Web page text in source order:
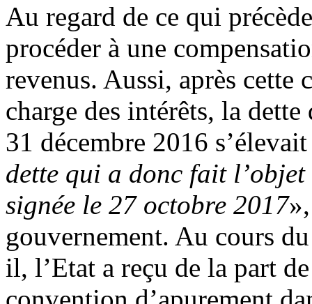
Au regard de ce qui
procéder à une
revenus. Aussi, après cette
charge des intérêts, la
31 décembre 2016
dette qui a donc fait
signée le 27 octobre 2017
gouvernement. Au cours
il, l’Etat a reçu de la part